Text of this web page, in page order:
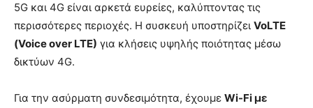
5G και 4G είναι αρκετά ευρείες, καλύπτοντας τις
περισσότερες περιοχές. Η συσκευή υποστηρίζει VoLTE
(Voice over LTE) για κλήσεις υψηλής ποιότητας μέσω
δικτύων 4G.
Για την ασύρματη συνδεσιμότητα, έχουμε Wi-Fi με